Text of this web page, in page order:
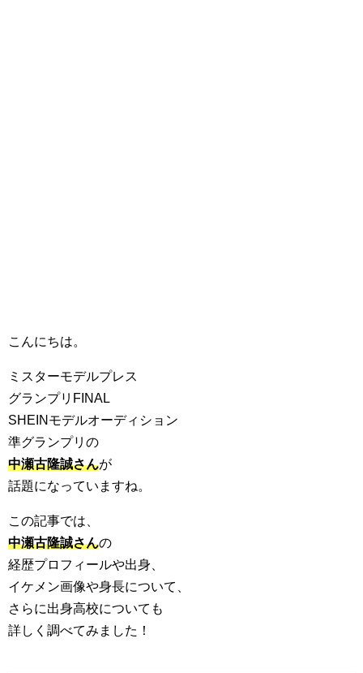
こんにちは。
ミスターモデルプレス
グランプリFINAL
SHEINモデルオーディション
準グランプリの
中瀬古隆誠さんが
話題になっていますね。
この記事では、
中瀬古隆誠さんの
経歴プロフィールや出身、
イケメン画像や身長について、
さらに出身高校についても
詳しく調べてみました！